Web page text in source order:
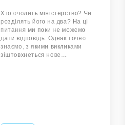
Хто очолить міністерство? Чи
розділять його на два? На ці
питання ми поки не можемо
дати відповідь. Однак точно
знаємо, з якими викликами
зіштовхнеться нове…